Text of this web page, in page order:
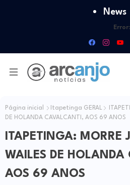
News
Error:
Página inicial Itapetinga GERAL
DE HOLANDA CAVALCANTI, AOS 69 ANOS
ITAPETINGA: MORRE
WAILES DE
AOS 69 ANOS